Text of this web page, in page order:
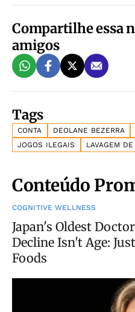
Compartilhe essa
amigos
Tags
CONTA DEOLANE BEZERRA
JOGOS ILEGAIS
LAVAGEM